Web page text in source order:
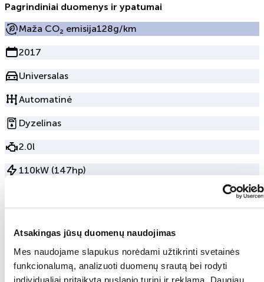
Atsakingas jūsų duomenų naudojimas
Mes naudojame slapukus norėdami užtikrinti svetainės
funkcionalumą, analizuoti duomenų srautą bei rodyti
individualiai pritaikytą puslapio turinį ir reklamą. Daugiau
Pagrindiniai duomenys ir ypatumai
Maža CO₂ emisija128g/km
2017
Universalas
Automatinė
Dyzelinas
2.0l
110kW (147hp)
Sėdynių skaičius
Durų skaičius 5